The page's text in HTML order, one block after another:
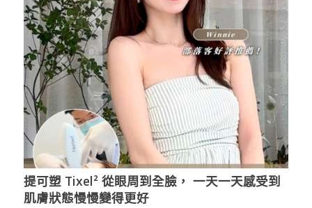
提可塑 Tixel² 從眼周到全臉， 一天一天感受到
肌膚狀態慢慢變得更好